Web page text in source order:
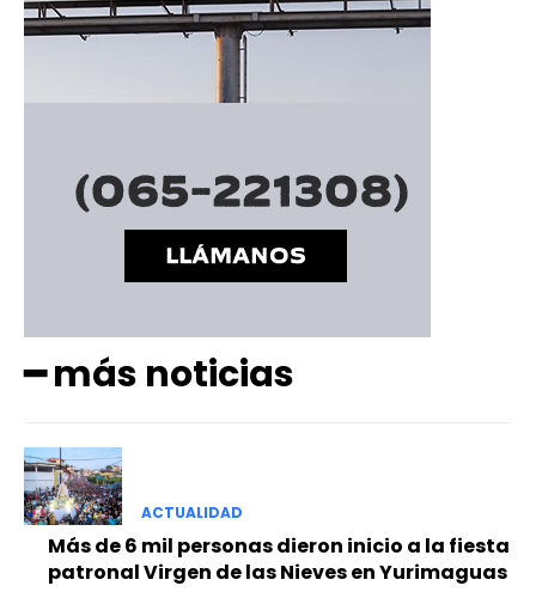
━ más noticias
ACTUALIDAD
Más de 6 mil personas dieron inicio a la fiesta
patronal Virgen de las Nieves en Yurimaguas